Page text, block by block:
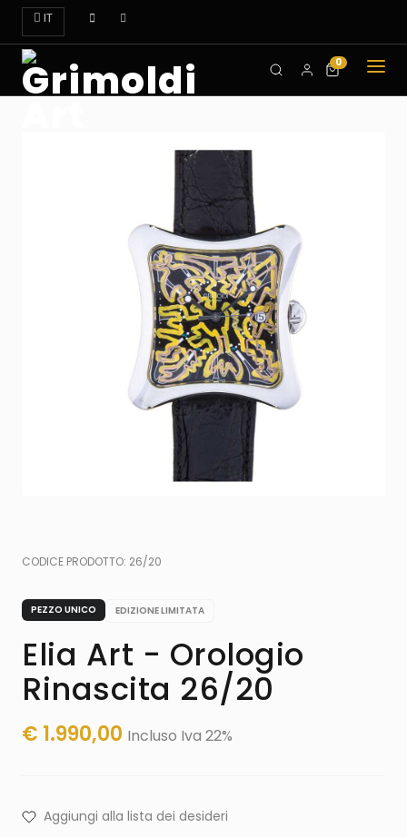
IT
ART
DOVE
TROVARCI
CONTATTI
0
CODICE PRODOTTO: 26/20
PEZZO UNICO EDIZIONE LIMITATA
Elia Art - Orologio
Rinascita 26/20
€ 1.990,00 Incluso Iva 22%
Aggiungi alla lista dei desideri